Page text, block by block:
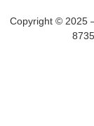
Copyright © 2025